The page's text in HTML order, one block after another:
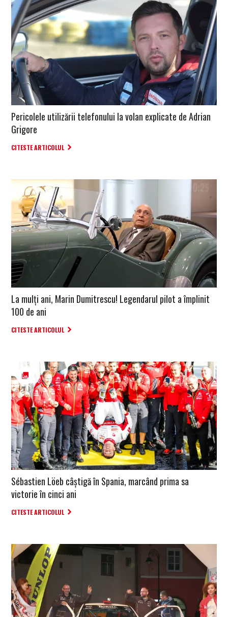
Pericolele utilizării telefonului la volan explicate de Adrian
Grigore
CITESTE ARTICOLUL
La mulți ani, Marin Dumitrescu! Legendarul pilot a împlinit
100 de ani
CITESTE ARTICOLUL
Sébastien Löeb câștigă în Spania, marcând prima sa
victorie în cinci ani
CITESTE ARTICOLUL